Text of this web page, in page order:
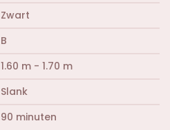
Zwart
B
1.60 m - 1.70 m
Slank
90 minuten